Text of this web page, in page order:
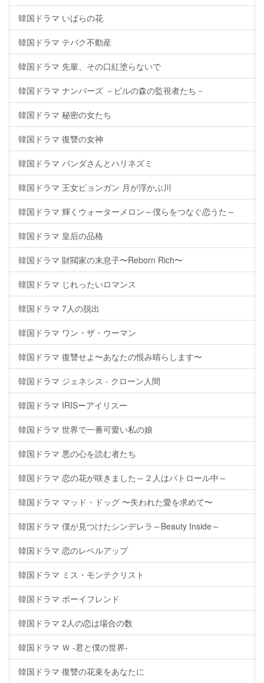
韓国ドラマ いばらの花
韓国ドラマ テバク不動産
韓国ドラマ 先輩、その口紅塗らないで
韓国ドラマ ナンバーズ －ビルの森の監視者たち－
韓国ドラマ 秘密の女たち
韓国ドラマ 復讐の女神
韓国ドラマ パンダさんとハリネズミ
韓国ドラマ 王女ピョンガン 月が浮かぶ川
韓国ドラマ 輝くウォーターメロン～僕らをつなぐ恋うた～
韓国ドラマ 皇后の品格
韓国ドラマ 財閥家の末息子〜Reborn Rich〜
韓国ドラマ じれったいロマンス
韓国ドラマ 7人の脱出
韓国ドラマ ワン・ザ・ウーマン
韓国ドラマ 復讐せよ〜あなたの恨み晴らします〜
韓国ドラマ ジェネシス - クローン人間
韓国ドラマ IRISーアイリスー
韓国ドラマ 世界で一番可愛い私の娘
韓国ドラマ 悪の心を読む者たち
韓国ドラマ 恋の花が咲きました～２人はパトロール中～
韓国ドラマ マッド・ドッグ 〜失われた愛を求めて〜
韓国ドラマ 僕が見つけたシンデレラ～Beauty Inside～
韓国ドラマ 恋のレベルアップ
韓国ドラマ ミス・モンテクリスト
韓国ドラマ ボーイフレンド
韓国ドラマ 2人の恋は場合の数
韓国ドラマ Ｗ -君と僕の世界-
韓国ドラマ 復讐の花束をあなたに